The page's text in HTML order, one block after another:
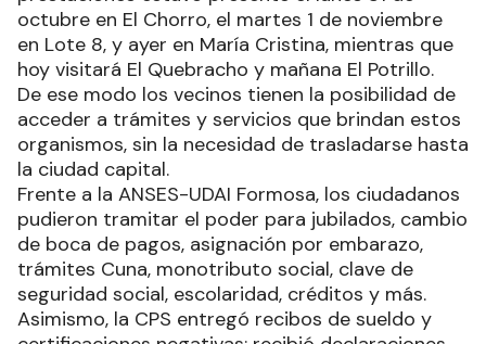
octubre en El Chorro, el martes 1 de noviembre
en Lote 8, y ayer en María Cristina, mientras que
hoy visitará El Quebracho y mañana El Potrillo.
De ese modo los vecinos tienen la posibilidad de
acceder a trámites y servicios que brindan estos
organismos, sin la necesidad de trasladarse hasta
la ciudad capital.
Frente a la ANSES-UDAI Formosa, los ciudadanos
pudieron tramitar el poder para jubilados, cambio
de boca de pagos, asignación por embarazo,
trámites Cuna, monotributo social, clave de
seguridad social, escolaridad, créditos y más.
Asimismo, la CPS entregó recibos de sueldo y